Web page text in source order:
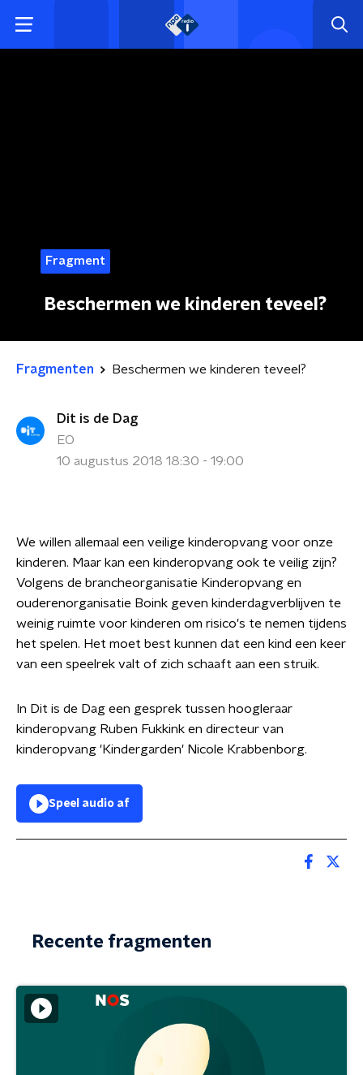
Fragment
Beschermen we kinderen teveel?
Fragmenten Beschermen we kinderen teveel?
Dit is de Dag
EO
10 augustus 2018 18:30 - 19:00
We willen allemaal een veilige kinderopvang voor onze
kinderen. Maar kan een kinderopvang ook te veilig zijn?
Volgens de brancheorganisatie Kinderopvang en
ouderenorganisatie Boink geven kinderdagverblijven te
weinig ruimte voor kinderen om risico's te nemen tijdens
het spelen. Het moet best kunnen dat een kind een keer
van een speelrek valt of zich schaaft aan een struik.
In Dit is de Dag een gesprek tussen hoogleraar
kinderopvang Ruben Fukkink en directeur van
kinderopvang 'Kindergarden' Nicole Krabbenborg.
Speel audio af
Recente fragmenten